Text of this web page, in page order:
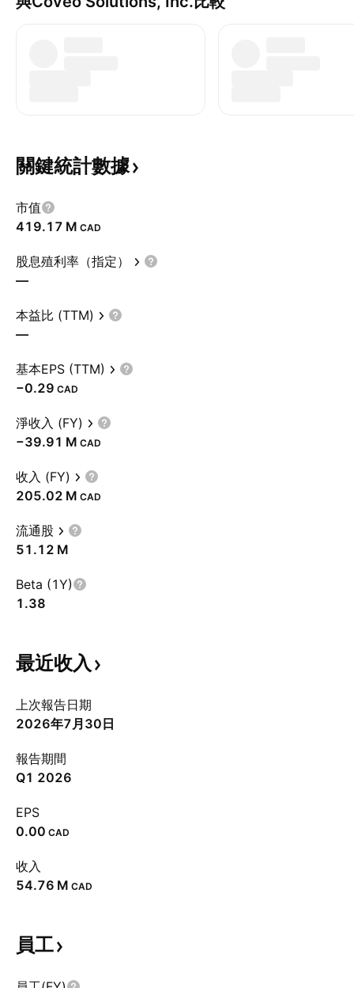
關鍵統計數據
市值
‪419.17 M‬ CAD
股息殖利率（指定）
—
本益比 (TTM)
—
基本EPS (TTM)
−0.29 CAD
淨收入 (FY)
‪−39.91 M‬ CAD
收入 (FY)
‪205.02 M‬ CAD
流通股
‪51.12 M‬
Beta (1Y)
1.38
最近收入
上次報告日期
2026年7月30日
報告期間
Q1 2026
EPS
0.00 CAD
收入
‪54.76 M‬ CAD
員工